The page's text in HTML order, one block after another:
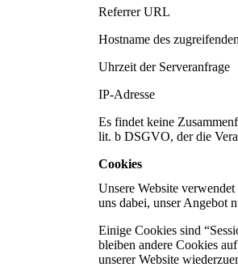
Referrer URL
Hostname des
Uhrzeit der Serveranfrage
IP-Adresse
Es findet keine
lit. b DSGVO, der die
Cookies
Unsere Website
uns dabei, unser Angebot
Einige Cookies sind
bleiben andere Cookies
unserer Website